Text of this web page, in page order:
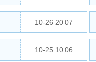
10-26 20:07
10-25 10:06